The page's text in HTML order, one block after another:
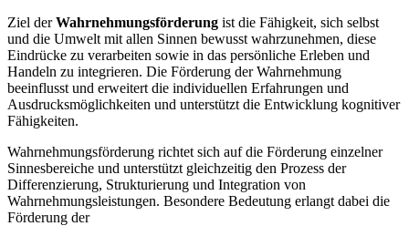
Ziel derWahrnehmungsförderung ist die Fähigkeit, sich selbst
und die Umwelt mit allen Sinnen bewusst wahrzunehmen, diese
Eindrücke zu verarbeiten sowie in das persönliche Erleben und
Handeln zu integrieren. Die Förderung der Wahrnehmung
beeinflusst und erweitert die individuellen Erfahrungen und
Ausdrucksmöglichkeiten und unterstützt die Entwicklung kognitiver
Fähigkeiten.
Wahrnehmungsförderung richtet sich auf die Förderung einzelner
Sinnesbereiche und unterstützt gleichzeitig den Prozess der
Differenzierung, Strukturierung und Integration von
Wahrnehmungsleistungen. Besondere Bedeutung erlangt dabei die
Förderung der